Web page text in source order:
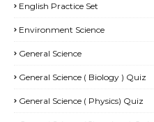
English Practice Set
Environment Science
General Science
General Science ( Biology ) Quiz
General Science ( Physics) Quiz